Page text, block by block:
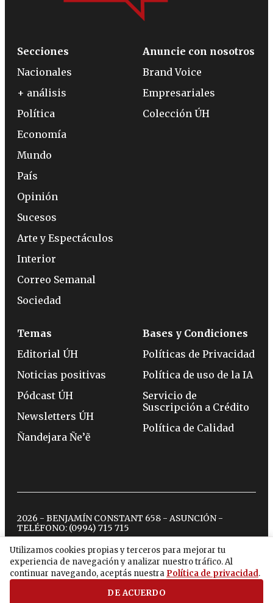
Utilizamos cookies propias y terceros para mejorar tu
experiencia de navegación y analizar nuestro tráfico. Al
continuar navegando, aceptás nuestra Política de privacidad.
DE ACUERDO
Secciones
Nacionales
+ análisis
Política
Economía
Mundo
País
Opinión
Sucesos
Arte y Espectáculos
Interior
Correo Semanal
Sociedad
Anuncie con nosotros
Brand Voice
Empresariales
Colección ÚH
Temas
Editorial ÚH
Noticias positivas
Pódcast ÚH
Newsletters ÚH
Ñandejara Ñe’ẽ
Bases y Condiciones
Políticas de Privacidad
Política de uso de la IA
Servicio de
Suscripción a Crédito
Política de Calidad
2026 - BENJAMÍN CONSTANT 658 - ASUNCIÓN -
TELÉFONO: (0994) 715 715
twitterinstagram
facebook
tiktokyoutubespotify